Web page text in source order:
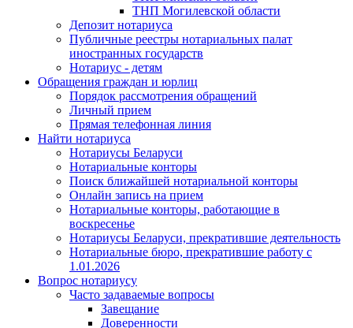
ТНП Могилевской области
Депозит нотариуса
Публичные реестры нотариальных палат
иностранных государств
Нотариус - детям
Обращения граждан и юрлиц
Порядок рассмотрения обращений
Личный прием
Прямая телефонная линия
Найти нотариуса
Нотариусы Беларуси
Нотариальные конторы
Поиск ближайшей нотариальной конторы
Онлайн запись на прием
Нотариальные конторы, работающие в
воскресенье
Нотариусы Беларуси, прекратившие деятельность
Нотариальные бюро, прекратившие работу с
1.01.2026
Вопрос нотариусу
Часто задаваемые вопросы
Завещание
Доверенности